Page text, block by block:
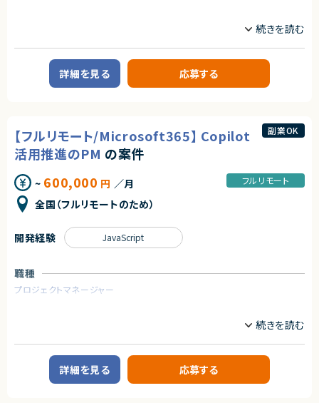
・クライアントとの定例MTGから課題を抽出し、開発・デザインチームへと橋
・GitHubを用いたタスク／Issue管理を中心とした、開発プロセスの設計・運
・AIを活用した独自の開発プロセス（AIDDスキーム）の運用およびチームへ
のレクチャー
・チーム20名以上・エンタープライズ企業・上場企業との取引など、比較的大
規模なプロジェクトの経験がある
・「黒字化」「売上拡大」「課題解決」など、結果や成果にコミットしたご経験が
ある
・複数プロジェクトを同時に担当してきた経験がある
・新規性の高い環境・変化を楽しめる方
・ルールや役割が固まっていない環境でも、自分で情報を取りに行き、主体的
に動ける方
・意思決定者へのレポーティング・意思決定支援の経験がある
■必須スキル・経験
・大手クライアント（上場企業・エンタープライズ）向け受託案件のPM経験：1
年以上
・要件定義〜リリースまで一気通貫で関わったプロジェクト経験
・ベンチャー・スタートアップな・新規事業など、意思決定のスピード感や変
動性の高い環境下での経験
・gemini／Claude等の生成AIツールを日常業務で活用している
■尚可スキル
本募集では、直近エンドクライアントより出社のニーズが増えてきていること
から、ハイブリッドでの対応が可能なPMの方を募集いたします。
◆企業概要
デジタルマーケティング領域に強みを持ち、SNSを活用したプロモーションや
ブランド戦略を支援する企業です。
開発においては、AIを活用した効率的な運用や機能追加など、柔軟性とスピ
ード感のある開発体制の整備を推進中。
多様な業界のクライアントと連携しながら、デジタル時代に求められる価値
を創出することを目指しています。
◆事業内容
①SNS・インフルエンサーマーケティング
②ファン・コミュニティマーケティング
④AIやWEB３を含むマーケティング＆開発
ジェクトを数多く支援しています。現在、数々の大手クライアントより、Web・
アプリ・AI開発の案件を受注しており、複数のプロジェクトを同時に推進す
るPMを募集いたします。
・1案件あたりメンバー10名前後のプロジェクトを、複数件同時にリード
・クライアントとの定例MTGから課題を抽出し、開発・デザインチームへと橋
・GitHubを用いたタスク／Issue管理を中心とした、開発プロセスの設計・運
詳細を見る 応募する
【フルリモート/Microsoft365】 Copilot
活用推進のPM の案件
~ 600,000 円 ／月
全国（フルリモートのため）
フルリモート
副業OK
職種
プロジェクトマネージャー
DX推進中の大手電力会社におけるMicrosoft 365 Copilotの導入・活用推
進プロジェクトにて、PMとしてバックアップしていただくポジションです。
■業務内容
・Teams上での情報発信およびコミュニティ運営
開発経験 JavaScript
詳細を見る 応募する